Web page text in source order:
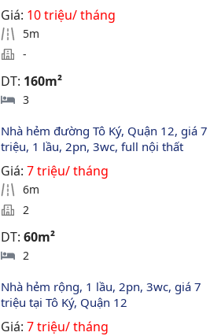
Giá: 10 triệu/ tháng
5m
-
DT: 160m²
3
Nhà hẻm đường Tô Ký, Quận 12, giá 7
triệu, 1 lầu, 2pn, 3wc, full nội thất
Giá:7 triệu/ tháng
6m
2
DT:60m²
2
Nhà hẻm rộng, 1 lầu, 2pn, 3wc, giá 7
triệu tại Tô Ký, Quận 12
Giá:7 triệu/ tháng